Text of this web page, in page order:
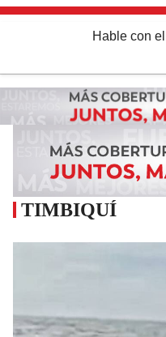
Hable con el
TIMBIQUÍ